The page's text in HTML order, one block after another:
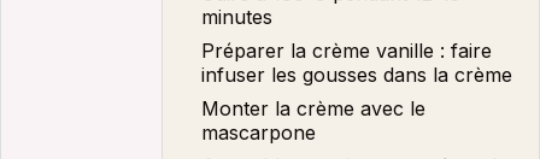
minutes
Préparer la crème vanille : faire
infuser les gousses dans la crème
Monter la crème avec le
mascarpone